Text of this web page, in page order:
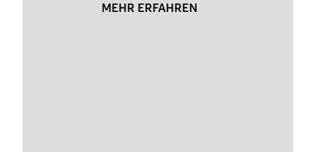
MEHR ERFAHREN